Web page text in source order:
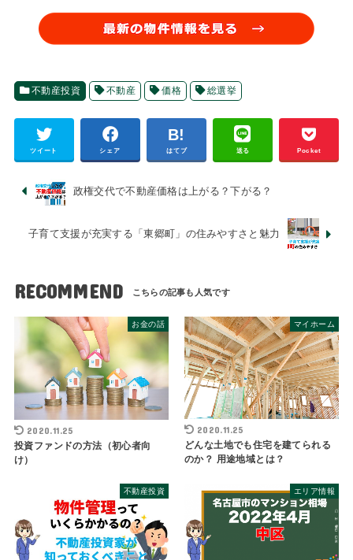
不動産投資 不動産 価格 総選挙
ツイート シェア はてブ 送る Pocket
政権交代で不動産価格は上がる？下がる？
子育て支援が充実する「東郷町」の住みやすさと魅力
RECOMMEND
お金の話
2020.11.25
投資ファンドの方法（初心者向
け）
マイホーム
2020.11.25
どんな土地でも住宅を建てられる
のか？ 用途地域とは？
不動産投資 エリア情報